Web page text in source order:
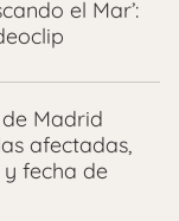
el Mar’:
Madrid
afectadas,
fecha de